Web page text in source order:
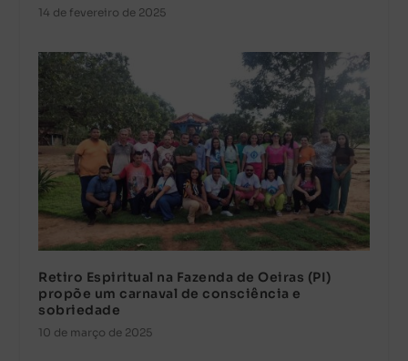
14 de fevereiro de 2025
Retiro Espiritual na Fazenda de Oeiras (PI)
propõe um carnaval de consciência e
sobriedade
10 de março de 2025